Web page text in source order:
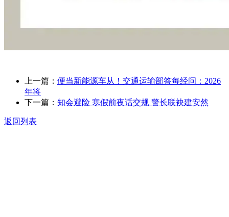
上一篇： 便当新能源车从！交通运输部答每经问：2026
年将
下一篇： 知会避险 寒假前夜话交规 警长联袂建安然
返回列表